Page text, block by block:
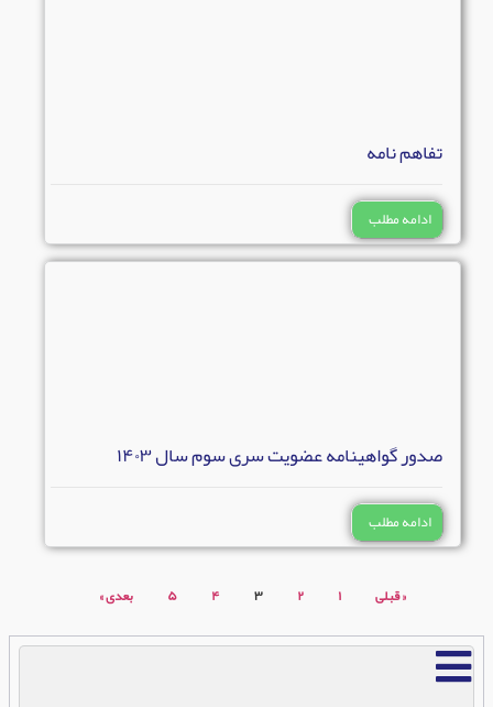
تفاهم نامه
ادامه مطلب
صدور گواهینامه عضویت سری سوم سال ۱۴۰۳
ادامه مطلب
« قبلی ۳ ۴ ۵ بعدی »